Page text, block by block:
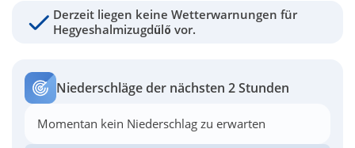
Derzeit liegen keine Wetterwarnungen für
Hegyeshalmizugdűlő vor.
Niederschläge der nächsten 2 Stunden
Momentan kein Niederschlag zu erwarten